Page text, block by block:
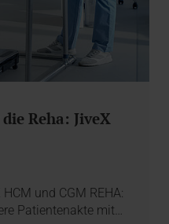
Reha: JiveX
und CGM REHA:
Patientenakte mit…